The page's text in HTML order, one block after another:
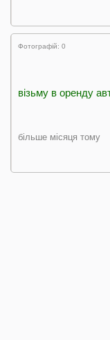
Фотографій: 0
візьму в оренду
більше місяця тому